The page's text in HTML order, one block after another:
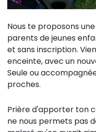
Nous te proposons
parents de jeunes
et sans inscription.
enceinte, avec un
Seule ou
proches.
Prière d'apporter ton
ne nous permets pas